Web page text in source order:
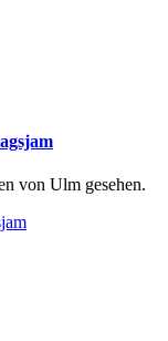
von Ulm gesehen.